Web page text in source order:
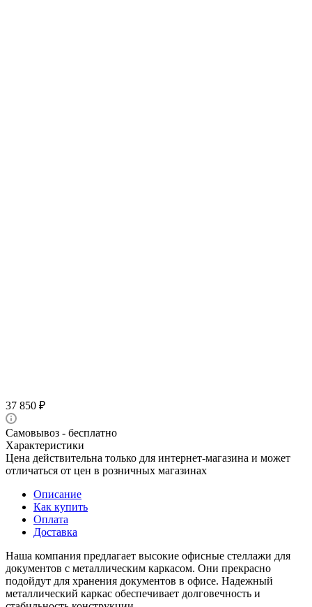
37 850 ₽
Самовывоз - бесплатно
Характеристики
Цена действительна только для интернет-магазина и может
отличаться от цен в розничных магазинах
Описание
Как купить
Оплата
Доставка
Наша компания предлагает высокие офисные стеллажи для
документов с металлическим каркасом. Они прекрасно
подойдут для хранения документов в офисе. Надежный
металлический каркас обеспечивает долговечность и